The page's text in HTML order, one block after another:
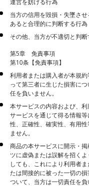
当方の信用を毀損・失墜さ
あると合理的に判断する行為
その他、当方が不適切と判
第5章 免責事項
第10条【免責事項】
利用者または購入者が本規
って第三者に生じた損害に
任を負いません。
本サービスの内容および、
サービスを通じて得る情報
性、正確性、確実性、有用
ません。
商品の本サービスに開示・
ツに虚偽または誤解を招く
しても、これにより利用者
たは間接的に被った一切の
ついて、当方は一切責任を負